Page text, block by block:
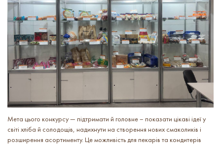
Мета цього конкурсу — підтримати й головне – показати цікаві ідеї у
світі хліба й солодощів, надихнути на створення нових смаколиків і
розширення асортименту. Це можливість для пекарів та кондитерів